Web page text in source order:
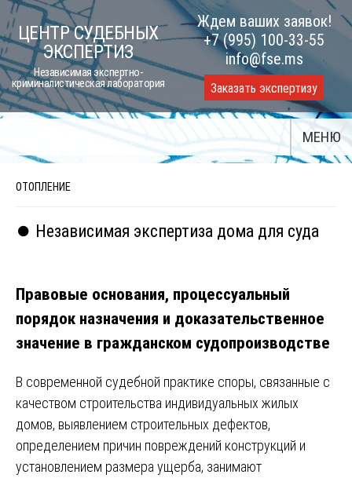
Skip
to
content
ЦЕНТР СУДЕБНЫХ
ЭКСПЕРТИЗ
Независимая экспертно-
криминалистическая лаборатория
Ждем ваших заявок!
+7 (995) 100-33-55
info@fse.ms
Заказать экспертизу
МЕНЮ
ОТОПЛЕНИЕ
⏺️ Независимая экспертиза дома для суда
Правовые основания, процессуальный
порядок назначения и доказательственное
значение в гражданском судопроизводстве
В современной судебной практике споры, связанные с
качеством строительства индивидуальных жилых
домов, выявлением строительных дефектов,
определением причин повреждений конструкций и
установлением размера ущерба, занимают